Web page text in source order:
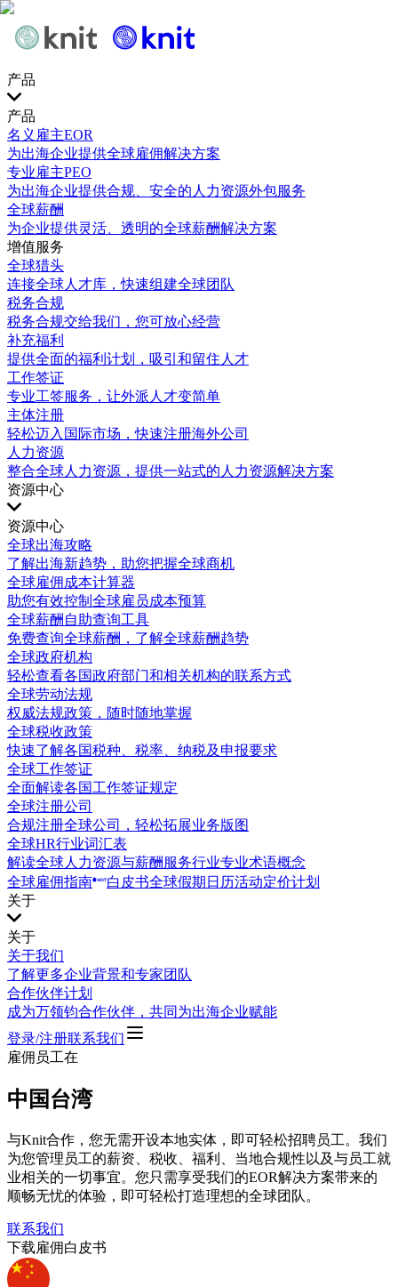
产品
产品
名义雇主EOR
为出海企业提供全球雇佣解决方案
专业雇主PEO
为出海企业提供合规、安全的人力资源外包服务
全球薪酬
为企业提供灵活、透明的全球薪酬解决方案
增值服务
全球猎头
连接全球人才库，快速组建全球团队
税务合规
税务合规交给我们，您可放心经营
补充福利
提供全面的福利计划，吸引和留住人才
工作签证
专业工签服务，让外派人才变简单
主体注册
轻松迈入国际市场，快速注册海外公司
人力资源
整合全球人力资源，提供一站式的人力资源解决方案
资源中心
资源中心
全球出海攻略
了解出海新趋势，助您把握全球商机
全球雇佣成本计算器
助您有效控制全球雇员成本预算
全球薪酬自助查询工具
免费查询全球薪酬，了解全球薪酬趋势
全球政府机构
轻松查看各国政府部门和相关机构的联系方式
全球劳动法规
权威法规政策，随时随地掌握
全球税收政策
快速了解各国税种、税率、纳税及申报要求
全球工作签证
全面解读各国工作签证规定
全球注册公司
合规注册全球公司，轻松拓展业务版图
全球HR行业词汇表
解读全球人力资源与薪酬服务行业专业术语概念
全球雇佣指南
白皮书全球假期日历活动定价计划
关于
关于
关于我们
了解更多企业背景和专家团队
合作伙伴计划
成为万领钧合作伙伴，共同为出海企业赋能
登录/注册联系我们
雇佣员工在
中国台湾
与Knit合作，您无需开设本地实体，即可轻松招聘员工。我们
为您管理员工的薪资、税收、福利、当地合规性以及与员工就
业相关的一切事宜。您只需享受我们的EOR解决方案带来的
顺畅无忧的体验，即可轻松打造理想的全球团队。
联系我们
下载雇佣白皮书